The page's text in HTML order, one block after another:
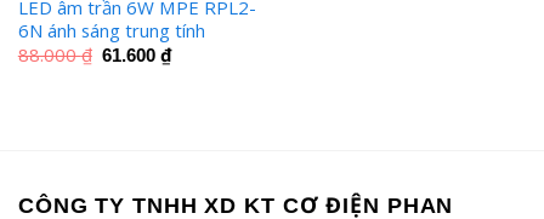
LED âm trần 6W MPE RPL2-
6N ánh sáng trung tính
88.000₫ Giá
61.600₫Giá
CÔNG TY TNHH XD KT CƠ ĐIỆN PHAN